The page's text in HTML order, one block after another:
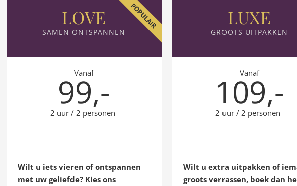
LOVE
SAMEN ONTSPANNEN
POPULAIR
Vanaf
99,-
2 uur / 2 personen
Wilt u iets vieren of ontspannen
met uw geliefde? Kies ons
LUXE
GROOTS UITPAKKEN
Vanaf
109,-
2 uur / 2 personen
Wilt u extra uitpakken of
groots verrassen, boek dan